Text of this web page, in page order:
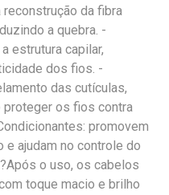
da fibra
a quebra. -
estrutura capilar,
dos fios. -
das cutículas,
proteger os fios contra
promovem
ajudam no controle do
o uso, os cabelos
toque macio e brilho